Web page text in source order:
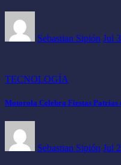
Sebastian Sipión Jul
TECNOLOGÍA
Motorola Celebra Fiestas Patrias
Sebastian Sipión Jul